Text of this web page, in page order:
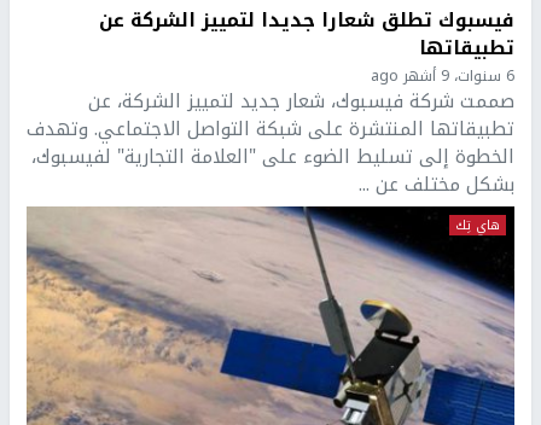
فيسبوك تطلق شعارا جديدا لتمييز الشركة عن
تطبيقاتها
6 سنوات، 9 أشهر ago
صممت شركة فيسبوك، شعار جديد لتمييز الشركة، عن
تطبيقاتها المنتشرة على شبكة التواصل الاجتماعي. وتهدف
الخطوة إلى تسليط الضوء على "العلامة التجارية" لفيسبوك،
بشكل مختلف عن ...
هاي تِك